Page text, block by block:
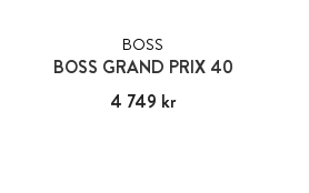
BOSS
BOSS GRAND PRIX 40
Pris:4 749 kr
4 749 kr